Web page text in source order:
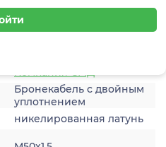
Компания СМД
Бронекабель с двойным
уплотнением
никелированная латунь